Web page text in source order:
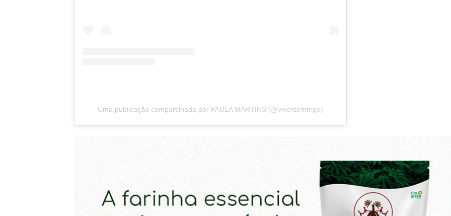
Uma publicação compartilhada por PAULA MARTINS (@viversemtrigo)